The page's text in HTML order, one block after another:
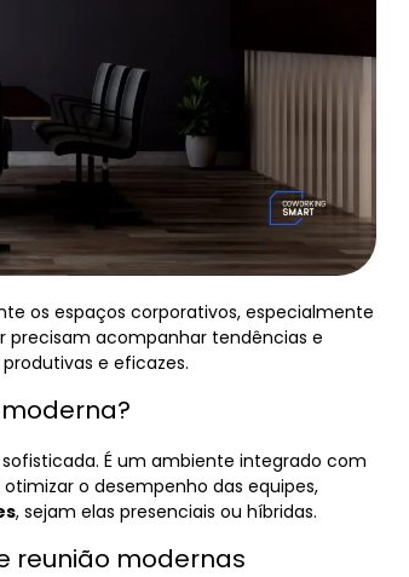
os espaços corporativos, especialmente
precisam acompanhar tendências e
e eficazes.
É um ambiente integrado com
o desempenho das equipes,
, sejam elas presenciais ou híbridas.
reunião modernas